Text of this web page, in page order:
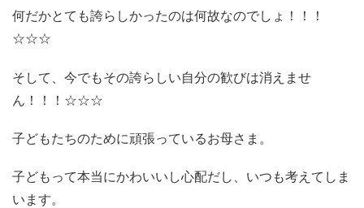
何だかとても誇らしかったのは何故なのでしょ！！！
☆☆☆
そして、今でもその誇らしい自分の歓びは消えませ
ん！！！☆☆☆
子どもたちのために頑張っているお母さま。
子どもって本当にかわいいし心配だし、いつも考えてしま
います。